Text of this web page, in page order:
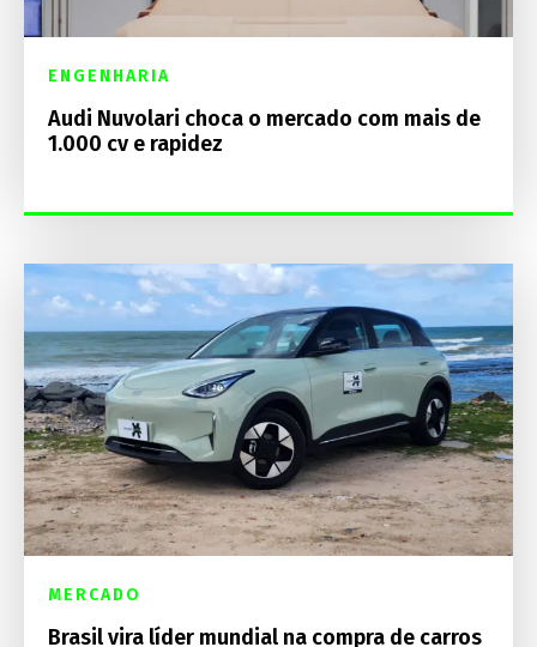
ENGENHARIA
Audi Nuvolari choca o mercado com mais de
1.000 cv e rapidez
MERCADO
Brasil vira líder mundial na compra de carros